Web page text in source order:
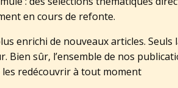
en cours de refonte.
enrichi de nouveaux articles. Seuls
sûr, l’ensemble de nos
redécouvrir à tout moment